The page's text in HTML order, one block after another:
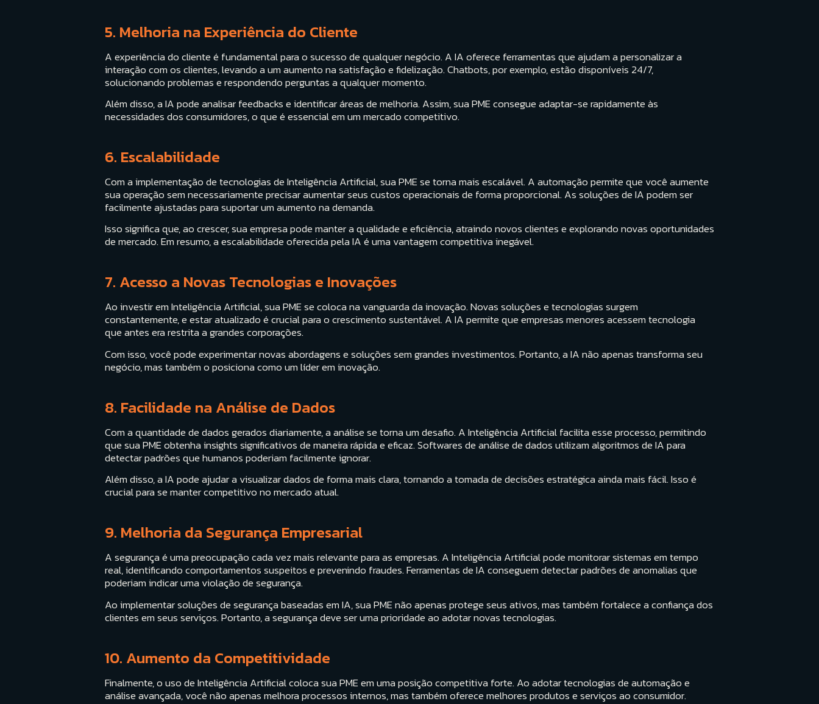
5. Melhoria na Experiência do Cliente
A experiência do cliente é fundamental para o sucesso de qualquer negócio. A IA oferece ferramentas que ajudam a personalizar a
interação com os clientes, levando a um aumento na satisfação e fidelização. Chatbots, por exemplo, estão disponíveis 24/7,
solucionando problemas e respondendo perguntas a qualquer momento.
Além disso, a IA pode analisar feedbacks e identificar áreas de melhoria. Assim, sua PME consegue adaptar-se rapidamente às
necessidades dos consumidores, o que é essencial em um mercado competitivo.
6. Escalabilidade
Com a implementação de tecnologias de Inteligência Artificial, sua PME se torna mais escalável. A automação permite que você aumente
sua operação sem necessariamente precisar aumentar seus custos operacionais de forma proporcional. As soluções de IA podem ser
facilmente ajustadas para suportar um aumento na demanda.
Isso significa que, ao crescer, sua empresa pode manter a qualidade e eficiência, atraindo novos clientes e explorando novas oportunidades
de mercado. Em resumo, a escalabilidade oferecida pela IA é uma vantagem competitiva inegável.
7. Acesso a Novas Tecnologias e Inovações
Ao investir em Inteligência Artificial, sua PME se coloca na vanguarda da inovação. Novas soluções e tecnologias surgem
constantemente, e estar atualizado é crucial para o crescimento sustentável. A IA permite que empresas menores acessem tecnologia
que antes era restrita a grandes corporações.
Com isso, você pode experimentar novas abordagens e soluções sem grandes investimentos. Portanto, a IA não apenas transforma seu
negócio, mas também o posiciona como um líder em inovação.
8. Facilidade na Análise de Dados
Com a quantidade de dados gerados diariamente, a análise se torna um desafio. A Inteligência Artificial facilita esse processo, permitindo
que sua PME obtenha insights significativos de maneira rápida e eficaz. Softwares de análise de dados utilizam algoritmos de IA para
detectar padrões que humanos poderiam facilmente ignorar.
Além disso, a IA pode ajudar a visualizar dados de forma mais clara, tornando a tomada de decisões estratégica ainda mais fácil. Isso é
crucial para se manter competitivo no mercado atual.
9. Melhoria da Segurança Empresarial
A segurança é uma preocupação cada vez mais relevante para as empresas. A Inteligência Artificial pode monitorar sistemas em tempo
real, identificando comportamentos suspeitos e prevenindo fraudes. Ferramentas de IA conseguem detectar padrões de anomalias que
poderiam indicar uma violação de segurança.
Ao implementar soluções de segurança baseadas em IA, sua PME não apenas protege seus ativos, mas também fortalece a confiança dos
clientes em seus serviços. Portanto, a segurança deve ser uma prioridade ao adotar novas tecnologias.
10. Aumento da Competitividade
Finalmente, o uso de Inteligência Artificial coloca sua PME em uma posição competitiva forte. Ao adotar tecnologias de automação e
análise avançada, você não apenas melhora processos internos, mas também oferece melhores produtos e serviços ao consumidor.